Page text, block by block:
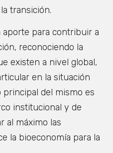
transición.
para contribuir a
reconociendo la
existen a nivel global,
en la situación
del mismo es
institucional y de
al máximo las
la bioeconomía para la